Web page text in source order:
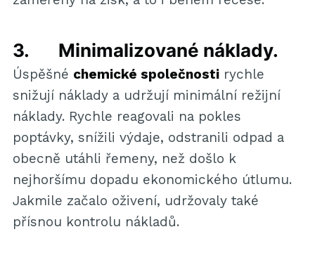
3. Minimalizované náklady.
Úspěšné chemické společnostirychle
snižují náklady a udržují minimální režijní
náklady. Rychle reagovali na pokles
poptávky, snížili výdaje, odstranili odpad a
obecně utáhli řemeny, než došlo k
nejhoršímu dopadu ekonomického útlumu.
Jakmile začalo oživení, udržovaly také
přísnou kontrolu nákladů.